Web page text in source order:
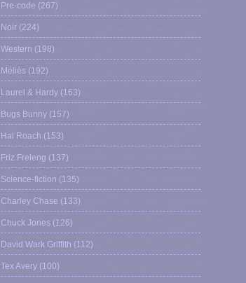
Pre-code (267)
Noir (224)
Western (198)
Méliès (192)
Laurel & Hardy (163)
Bugs Bunny (157)
Hal Roach (153)
Friz Freleng (137)
Science-fiction (135)
Charley Chase (133)
Chuck Jones (126)
David Wark Griffith (112)
Tex Avery (100)